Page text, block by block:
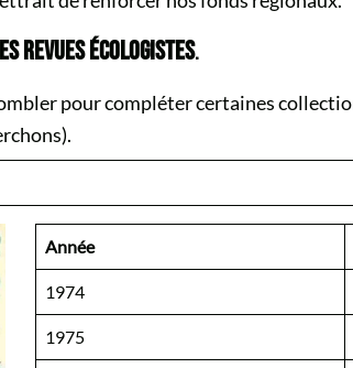
REVUES ÉCOLOGISTES.
pour compléter certaines
Année
1974
1975